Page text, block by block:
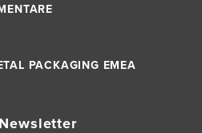
PACKAGING EMEA